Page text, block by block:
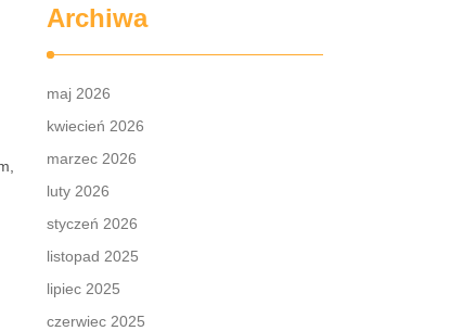
Archiwa
maj 2026
kwiecień 2026
marzec 2026
luty 2026
styczeń 2026
listopad 2025
lipiec 2025
czerwiec 2025